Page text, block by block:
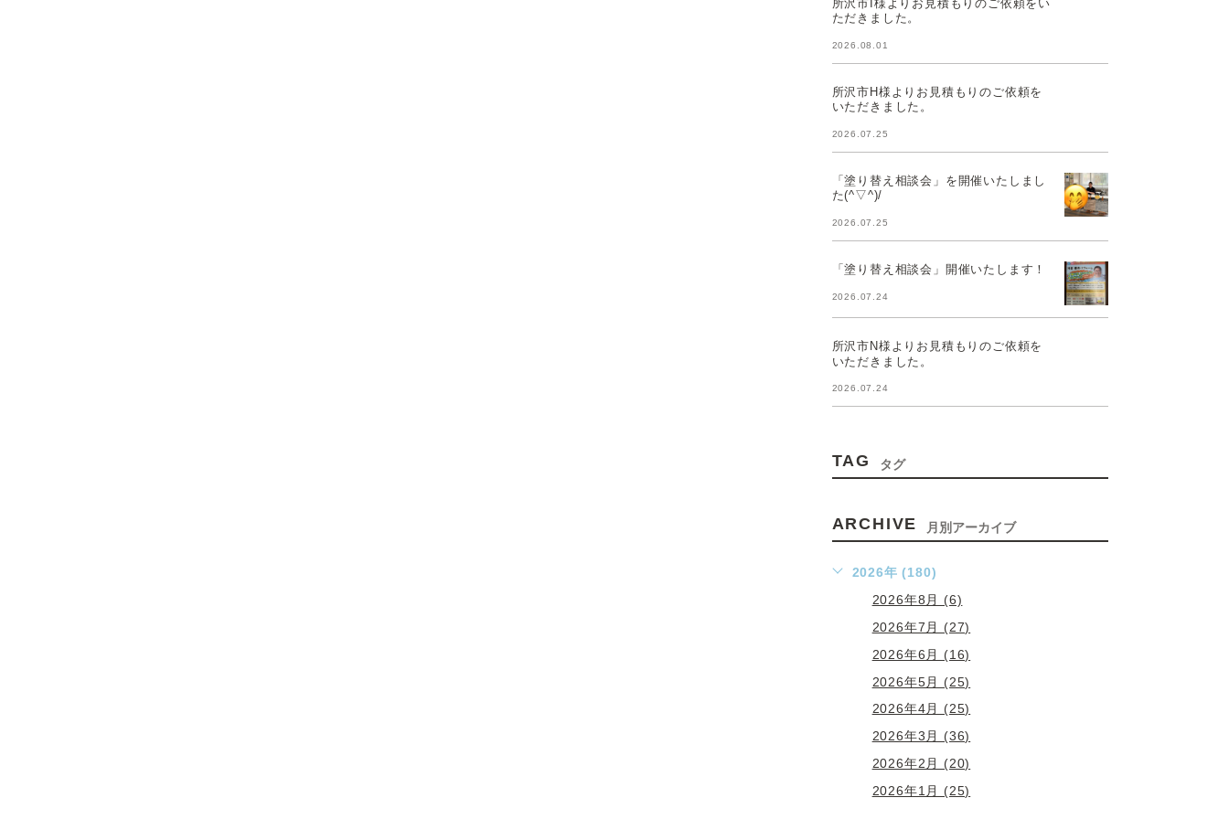
ただきました。
2026.08.01
所沢市H様よりお見積もりのご依頼を
いただきました。
2026.07.25
「塗り替え相談会」を開催いたしまし
た(^▽^)/
2026.07.25
「塗り替え相談会」開催いたします！
2026.07.24
所沢市N様よりお見積もりのご依頼を
いただきました。
2026.07.24
TAG タグ
ARCHIVE 月別アーカイブ
2026年 (180)
2026年8月 (6)
2026年7月 (27)
2026年6月 (16)
2026年5月 (25)
2026年4月 (25)
2026年3月 (36)
2026年2月 (20)
2026年1月 (25)